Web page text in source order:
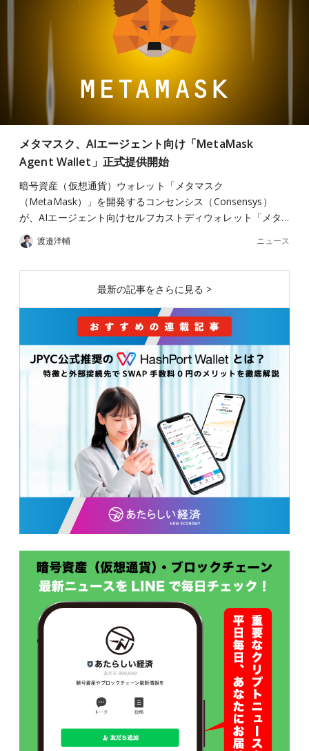
メタマスク、AIエージェント向け「MetaMask
Agent Wallet」正式提供開始
暗号資産（仮想通貨）ウォレット「メタマスク
（MetaMask）」を開発するコンセンシス（Consensys）
が、AIエージェント向けセルフカストディウォレット「メタ…
渡邉洋輔 ニュース
最新の記事をさらに見る >